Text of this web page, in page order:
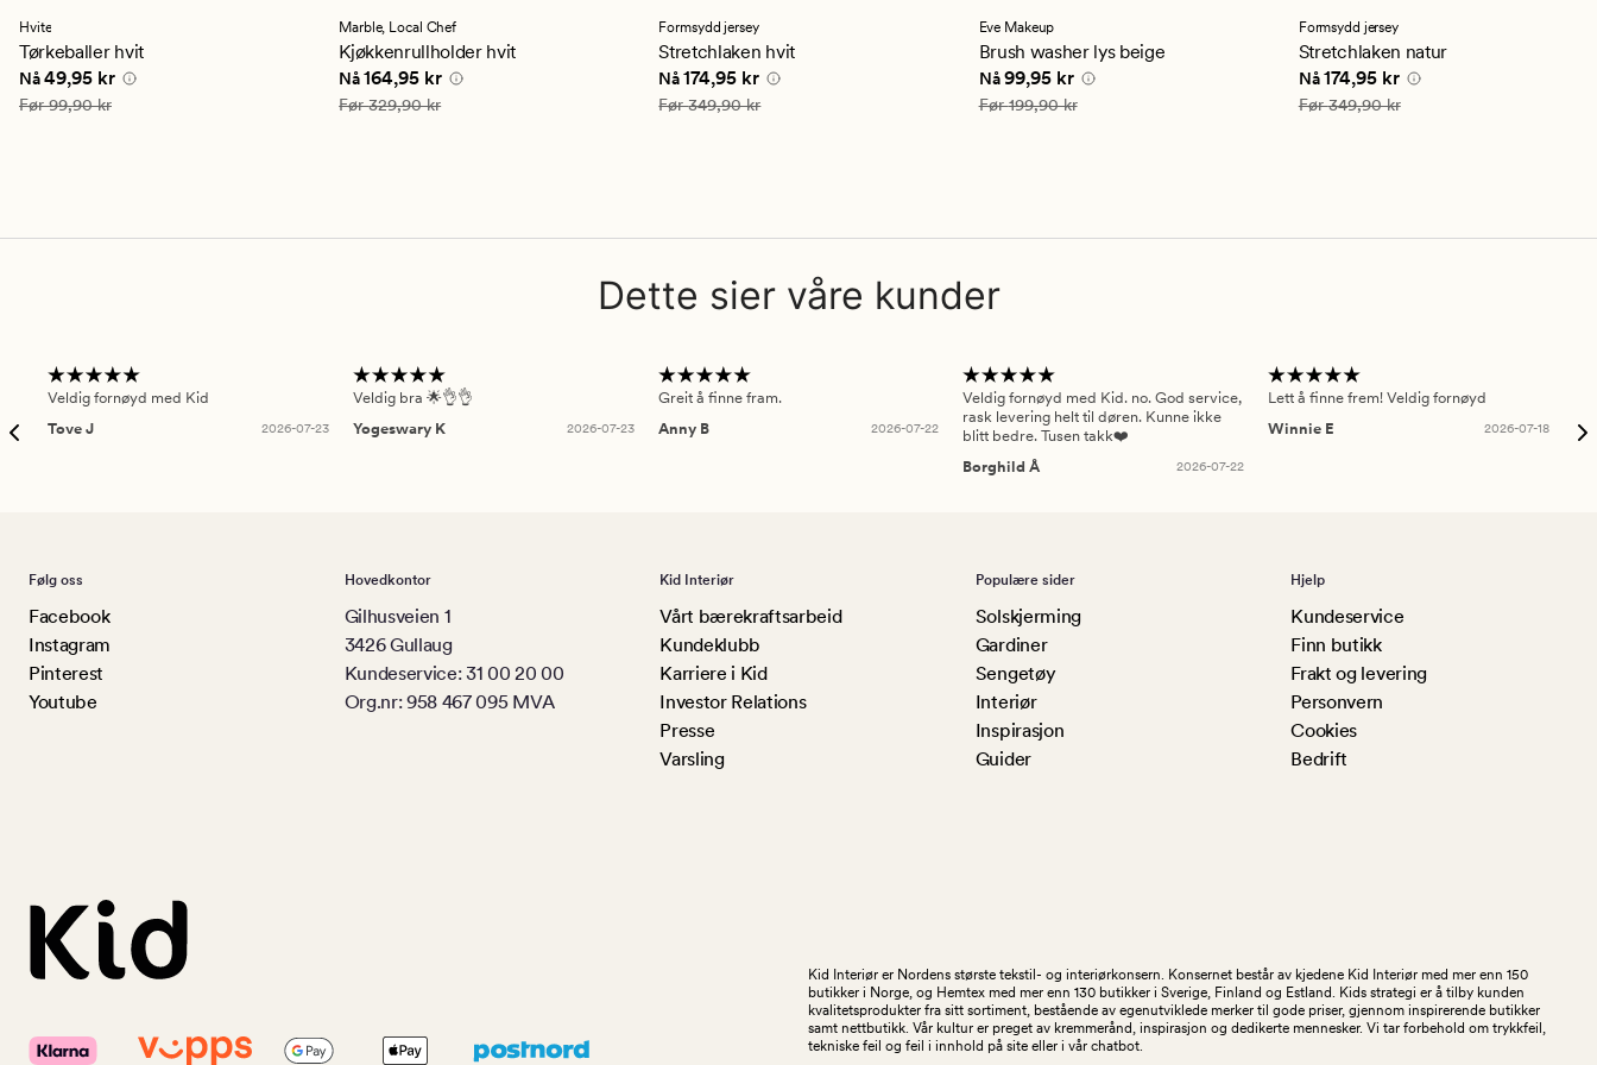
en
gjennomsnittlig
vurdering
på
4.5
Hvite
Tørkeballer hvit
Nåværende pris
Nå49,95 kr
Vanlig pris 99,90 kr
Før99,90 kr
en
gjennomsnittlig
vurdering
på
4.5
Marble, Local Chef
Kjøkkenrullholder hvit
Nåværende pris
Nå164,95 kr
Vanlig pris 329,90 kr
Før329,90 kr
en
gjennomsnittlig
vurdering
på
4.5
Formsydd jersey
Stretchlaken hvit
Nåværende pris
Nå 174,95 kr
Vanlig pris 349,90 kr
Før349,90 kr
en
gjennomsnittlig
vurdering
på
4.5
Eve Makeup
Brush washer lys beige
Nåværende pris
Nå 99,95 kr
Vanlig pris 199,90 kr
Før199,90 kr
en
gjennomsnittlig
vurdering
på
4.5
Formsydd jersey
Stretchlaken natur
Nåværende pris
Nå 174,95 kr
Vanlig pris 349,90 kr
Før349,90 kr
Dette sier våre kunder
Veldig fornøyd med Kid
Tove J
2026-07-23
Veldig bra 🌟👌👌
Yogeswary K
2026-07-23
Greit å finne fram.
Anny B
2026-07-22
Veldig fornøyd med Kid. no. God service,
rask levering helt til døren. Kunne ikke
blitt bedre. Tusen takk❤️
Borghild Å
2026-07-22
Lett å finne frem! Veldig fornøyd
Winnie E
2026-07-18
Følg oss
Facebook
Instagram
Pinterest
Youtube
Hovedkontor
Gilhusveien 1
3426 Gullaug
Kundeservice: 31 00 20 00
Org.nr: 958 467 095 MVA
Kid Interiør
Vårt bærekraftsarbeid
Kundeklubb
Karriere i Kid
Investor Relations
Presse
Varsling
Populære sider
Solskjerming
Gardiner
Sengetøy
Interiør
Inspirasjon
Guider
Hjelp
Kundeservice
Finn butikk
Frakt og levering
Personvern
Cookies
Bedrift
Kid Interiør er Nordens største tekstil- og interiørkonsern. Konsernet består av kjedene Kid Interiør med mer enn 150
butikker i Norge, og Hemtex med mer enn 130 butikker i Sverige, Finland og Estland. Kids strategi er å tilby kunden
kvalitetsprodukter fra sitt sortiment, bestående av egenutviklede merker til gode priser, gjennom inspirerende butikker
samt nettbutikk. Vår kultur er preget av kremmerånd, inspirasjon og dedikerte mennesker. Vi tar forbehold om trykkfeil,
tekniske feil og feil i innhold på site eller i vår chatbot.